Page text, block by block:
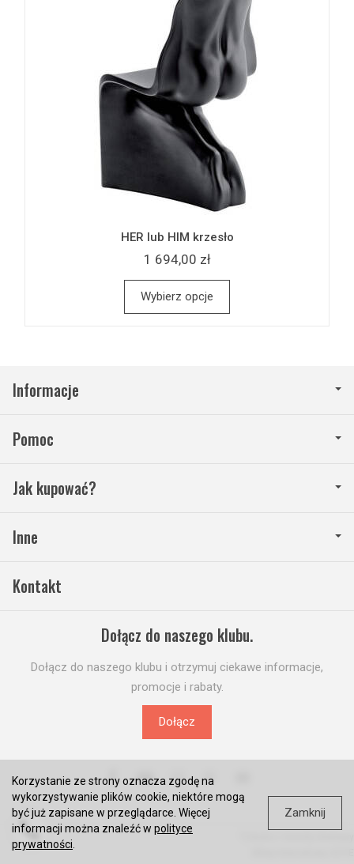
HER lub HIM krzesło
1 694,00 zł
Wybierz opcje
Informacje
Pomoc
Jak kupować?
Inne
Kontakt
Dołącz do naszego klubu.
Dołącz do naszego klubu i otrzymuj ciekawe informacje,
promocje i rabaty.
Dołącz
Korzystanie ze strony oznacza zgodę na
wykorzystywanie plików cookie, niektóre mogą
być już zapisane w przeglądarce. Więcej
informacji można znaleźć w polityce
prywatności
Zamknij